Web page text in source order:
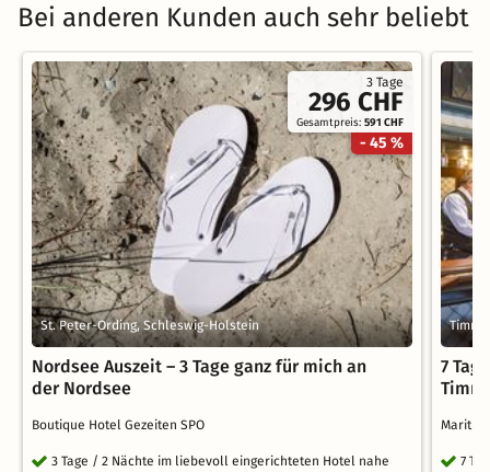
Bei anderen Kunden auch sehr beliebt
3 Tage
296 CHF
Gesamtpreis:591 CHF
- 45 %
St. Peter-Ording, Schleswig-Holstein
Nordsee Auszeit – 3 Tage ganz für mich an
der Nordsee
Boutique Hotel Gezeiten SPO
3 Tage / 2 Nächte im liebevoll eingerichteten Hotel nahe
7
7